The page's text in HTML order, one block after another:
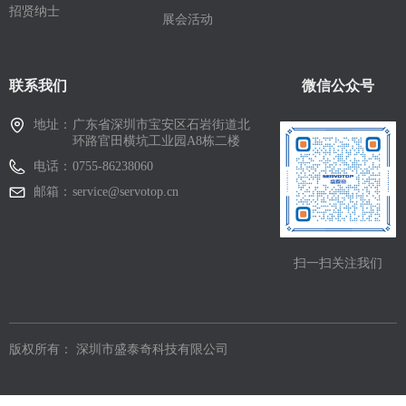
扫一扫关注我们
微信公众号
联系我们
地址： 广东省深圳市宝安区石岩街道北
环路官田横坑工业园A8栋二楼
电话： 0755-86238060
邮箱： service@servotop.cn
展会活动
招贤纳士
版权所有： 深圳市盛泰奇科技有限公司